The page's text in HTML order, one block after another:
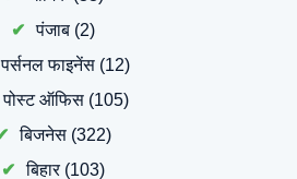
पंजाब (2)
पर्सनल फाइनेंस (12)
पोस्ट ऑफिस(105)
बिजनेस (322)
बिहार(103)